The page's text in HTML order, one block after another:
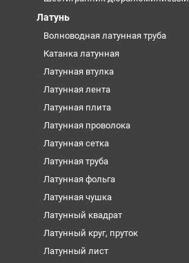
Латунь
Волноводная латунная труба
Катанка латунная
Латунная втулка
Латунная лента
Латунная плита
Латунная проволока
Латунная сетка
Латунная труба
Латунная фольга
Латунная чушка
Латунный квадрат
Латунный круг, пруток
Латунный лист